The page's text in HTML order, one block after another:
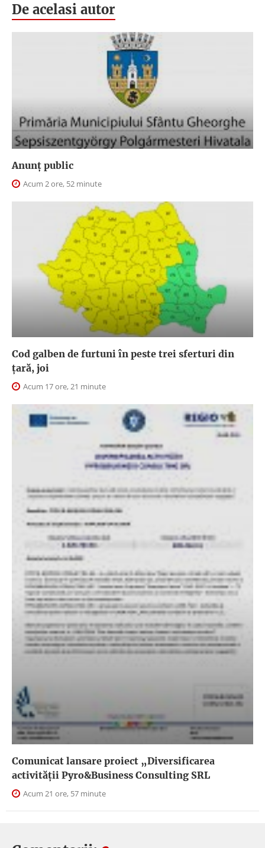
De acelasi autor
Anunţ public
Acum 2 ore, 52 minute
Cod galben de furtuni în peste trei sferturi din
țară, joi
Acum 17 ore, 21 minute
Comunicat lansare proiect „Diversificarea
activității Pyro&Business Consulting SRL
Acum 21 ore, 57 minute